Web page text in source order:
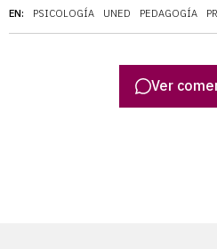
EN: PSICOLOGÍA UNED PEDAGOGÍA
Ver